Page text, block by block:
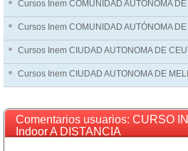
Cursos Inem COMUNIDAD AUTÓNOMA
Cursos Inem COMUNIDAD AUTÓNOMA
Cursos Inem CIUDAD AUTONOMA DE
Cursos Inem CIUDAD AUTONOMA DE
Comentarios usuarios: CURSO
Indoor A DISTANCIA